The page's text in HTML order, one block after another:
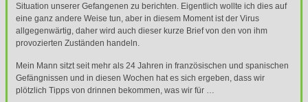
Situation unserer Gefangenen zu berichten. Eigentlich wollte ich dies auf
eine ganz andere Weise tun, aber in diesem Moment ist der Virus
allgegenwärtig, daher wird auch dieser kurze Brief von den von ihm
provozierten Zuständen handeln.
Mein Mann sitzt seit mehr als 24 Jahren in französischen und spanischen
Gefängnissen und in diesen Wochen hat es sich ergeben, dass wir
plötzlich Tipps von drinnen bekommen, was wir für …